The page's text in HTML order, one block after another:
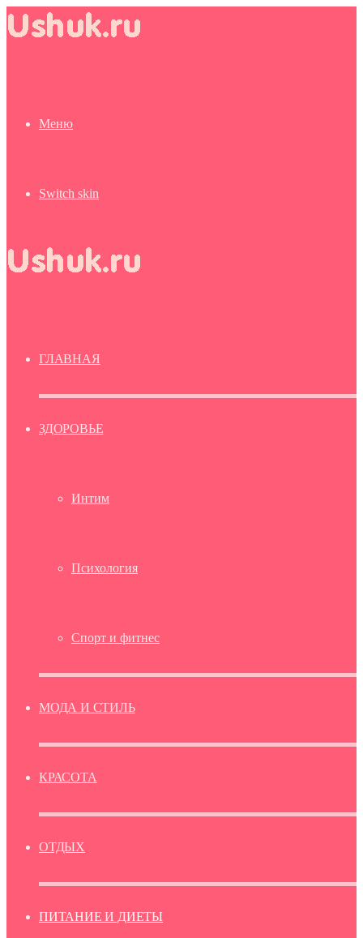
Меню
Switch skin
ГЛАВНАЯ
ЗДОРОВЬЕ
Интим
Психология
Спорт и фитнес
МОДА И СТИЛЬ
КРАСОТА
ОТДЫХ
ПИТАНИЕ И ДИЕТЫ